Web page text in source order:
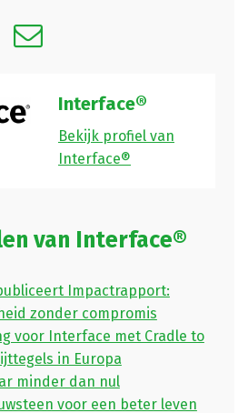
Interface®
Bekijk profiel van
Interface®
van Interface®
Impactrapport:
zonder compromis
voor Interface met Cradle to
in Europa
minder dan nul
voor een beter leven